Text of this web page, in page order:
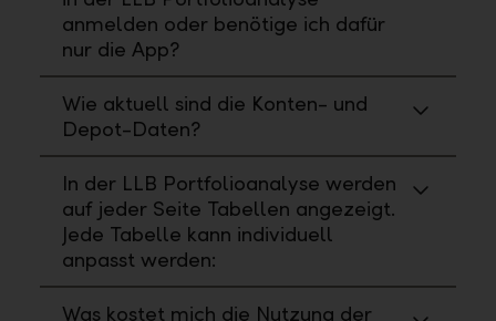
anmelden oder benötige ich dafür
nur die App?
Wie aktuell sind die Konten- und
Depot-Daten?
In der LLB Portfolioanalyse werden
auf jeder Seite Tabellen angezeigt.
Jede Tabelle kann individuell
anpasst werden:
Was kostet mich die Nutzung der